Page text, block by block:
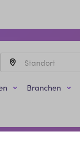
Branchen